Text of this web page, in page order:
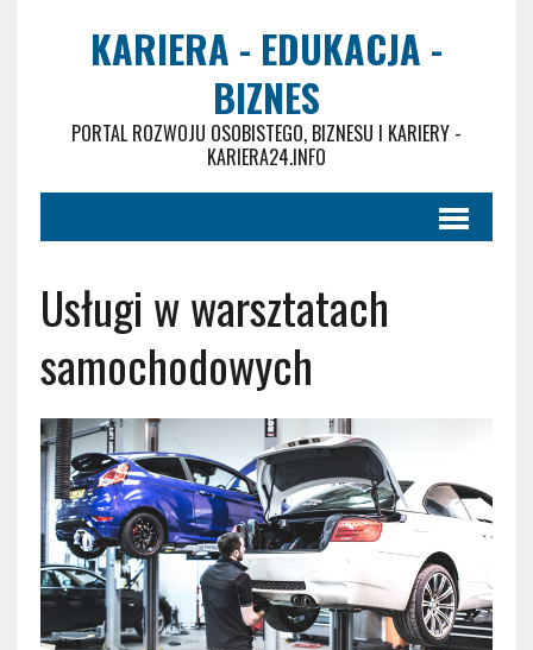
KARIERA - EDUKACJA -
BIZNES
PORTAL ROZWOJU OSOBISTEGO, BIZNESU I KARIERY -
KARIERA24.INFO
Usługi w warsztatach
samochodowych